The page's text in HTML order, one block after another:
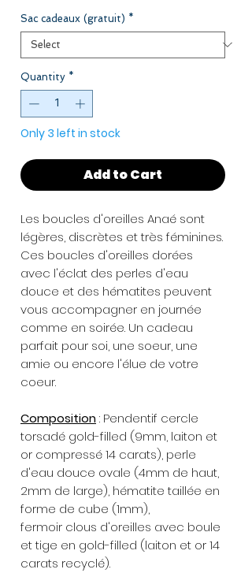
Sac cadeaux (gratuit) *
Quantity *
Only 3 left in stock
Add to Cart
Les boucles d'oreilles Anaé sont
légères, discrètes et très féminines.
Ces boucles d'oreilles dorées
avec l'éclat des perles d'eau
douce et des hématites peuvent
vous accompagner en journée
comme en soirée. Un cadeau
parfait pour soi, une soeur, une
amie ou encore l'élue de votre
coeur.
Composition: Pendentif cercle
torsadé gold-filled (9mm, laiton et
or compressé 14 carats), perle
d'eau douce ovale (4mm de haut,
2mm de large), hématite taillée en
forme de cube (1mm),
fermoir clous d'oreilles avec boule
et tige en gold-filled (laiton et or 14
carats recyclé).